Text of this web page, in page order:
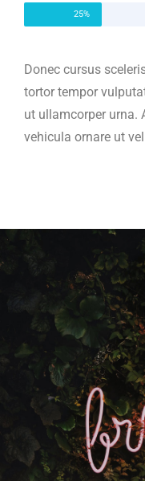
25%
Donec cursus
tortor tempor
ut ullamcorper urna.
vehicula ornare ut